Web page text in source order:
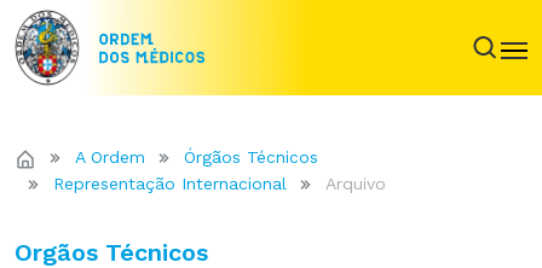
A Ordem
Órgãos Técnicos
Representação Internacional
Arquivo
Orgãos Técnicos